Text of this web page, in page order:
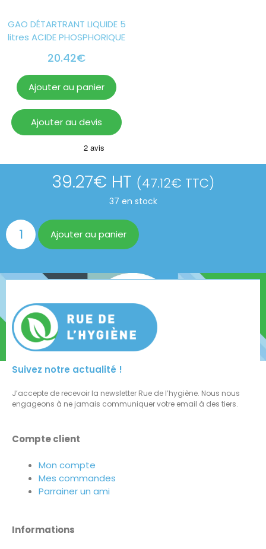
GAO DÉTARTRANT LIQUIDE 5
litres ACIDE PHOSPHORIQUE
20.42€
Ajouter au panier
Ajouter au devis
39.27€ HT (47.12€ TTC)
37 en stock
Ajouter au panier
Suivez notre actualité !
J’accepte de recevoir la newsletter Rue de l’hygiène. Nous nous
engageons à ne jamais communiquer votre email à des tiers.
Compte client
Mon compte
Mes commandes
Parrainer un ami
Informations